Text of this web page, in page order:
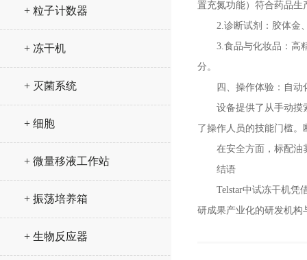
+ 粒子计数器
+ 冻干机
+ 灭菌系统
+ 细胞
+ 微量移液工作站
+ 振荡培养箱
+ 生物反应器
置充氮功能）符合药品生
2.诊断试剂：胶体金、
3.食品与化妆品：高精
分。
四、操作体验：自动
设备提供了从手动摸索
了操作人员的技能门槛
在安全方面，标配油雾
结语
Telstar中试冻干机凭借
研成果产业化的研发机构